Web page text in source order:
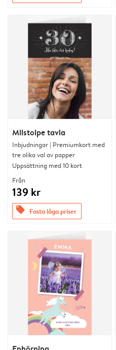
Milstolpe tavla
Inbjudningar | Premiumkort med
tre olika val av papper
Uppsättning med 10 kort
Från
139 kr
offers Fasta låga priser